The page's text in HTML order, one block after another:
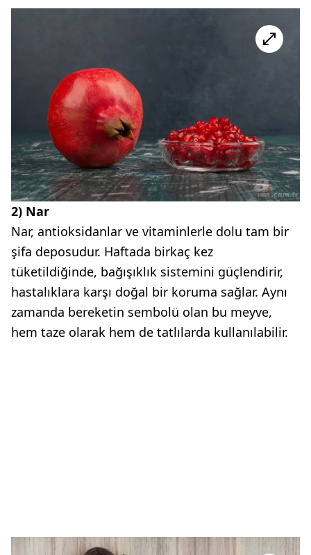
2) Nar
Nar, antioksidanlar ve vitaminlerle dolu tam bir
şifa deposudur. Haftada birkaç kez
tüketildiğinde, bağışıklık sistemini güçlendirir,
hastalıklara karşı doğal bir koruma sağlar. Aynı
zamanda bereketin sembolü olan bu meyve,
hem taze olarak hem de tatlılarda kullanılabilir.